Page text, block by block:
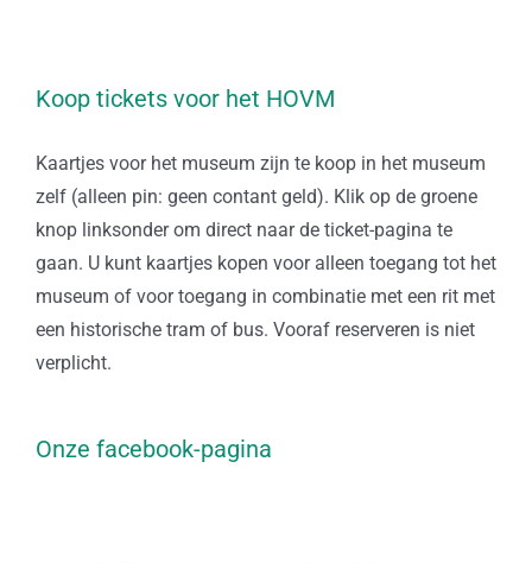
Koop tickets voor het HOVM
Kaartjes voor het museum zijn te koop in het museum
zelf (alleen pin: geen contant geld). Klik op de groene
knop linksonder om direct naar de ticket-pagina te
gaan. U kunt kaartjes kopen voor alleen toegang tot het
museum of voor toegang in combinatie met een rit met
een historische tram of bus. Vooraf reserveren is niet
verplicht.
Onze facebook-pagina